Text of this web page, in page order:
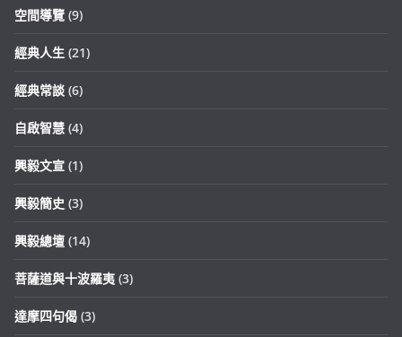
空間導覽 (9)
經典人生 (21)
經典常談 (6)
自啟智慧 (4)
興毅文宣 (1)
興毅簡史 (3)
興毅總壇 (14)
菩薩道與十波羅夷 (3)
達摩四句偈 (3)